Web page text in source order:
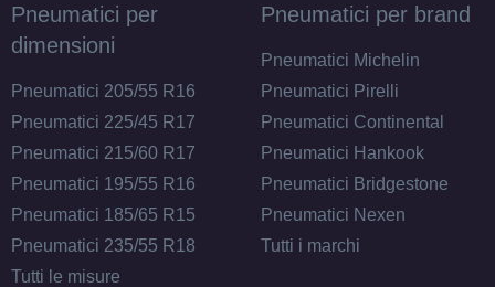
Pneumatici per
dimensioni
Pneumatici 205/55 R16
Pneumatici 225/45 R17
Pneumatici 215/60 R17
Pneumatici 195/55 R16
Pneumatici 185/65 R15
Pneumatici 235/55 R18
Tutti le misure
Pneumatici per brand
Pneumatici Michelin
Pneumatici Pirelli
Pneumatici Continental
Pneumatici Hankook
Pneumatici Bridgestone
Pneumatici Nexen
Tutti i marchi